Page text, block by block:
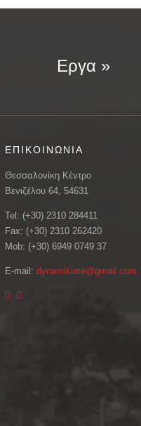
Εργα »
ΕΠΙΚΟΙΝΩΝΙΑ
Θεσσαλονίκη Κέντρο
Βενιζέλου 64, 54631
Tel: (+30) 2310 284411
Fax: (+30) 2310 262420
Mob: (+30) 6949 0749 37
E-mail: dynamikiate@gmail.com